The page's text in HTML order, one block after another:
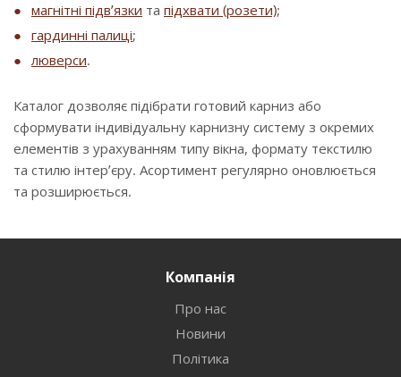
магнітні підв’язки та підхвати (розети);
гардинні палиці;
люверси.
Каталог дозволяє підібрати готовий карниз або
сформувати індивідуальну карнизну систему з окремих
елементів з урахуванням типу вікна, формату текстилю
та стилю інтер’єру. Асортимент регулярно оновлюється
та розширюється.
Компанія
Про нас
Новини
Політика